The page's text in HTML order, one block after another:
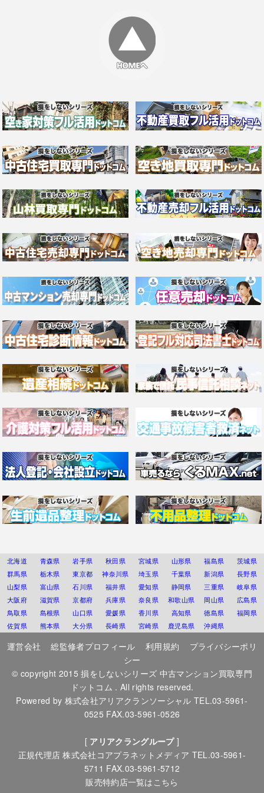
北海道 青森県 岩手県 秋田県 宮城県 山形県 福島県
茨城県
群馬県
栃木県 東京都 神奈川県 埼玉県 千葉県 新潟県
長野県
山梨県
富山県 石川県 福井県 愛知県 静岡県 三重県
岐阜県
大阪府
滋賀県 京都府 兵庫県 奈良県 和歌山県 岡山県
広島県
鳥取県
島根県 山口県 愛媛県 香川県 高知県 徳島県
福岡県
佐賀県
熊本県 大分県 長崎県 宮崎県 鹿児島県 沖縄県
運営会社 総監修者プロフィール 利用規約
プライバシーポリ
シー
© copyright 2015損をしないシリーズ 中古マンション買取専門
ドットコム . All rights reserved.
Powered by 株式会社アリアクランソーシャル TEL.03-5961-
0525 FAX.03-5961-0526
[ アリアクラングループ]
正規代理店株式会社コアプラネットメディア TEL.03-5961-
5711 FAX.03-5961-5712
販売特約店一覧はこちら